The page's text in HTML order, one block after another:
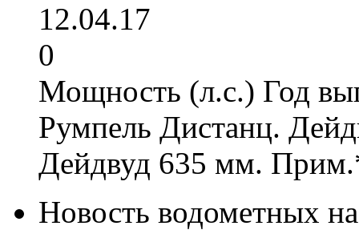
12.04.17
0
Мощность (л.с.) Год
Румпель Дистанц.
Дейдвуд 635 мм.
Новость водометных